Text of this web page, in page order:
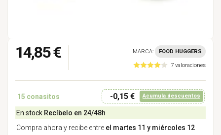
14,85 € MARCA: FOOD HUGGERS
7 valoraciones
15 conasitos -0,15 € Acumula descuentos
En stock Recíbelo en 24/48h
Compra ahora y recibe entre el martes 11 y miércoles 12